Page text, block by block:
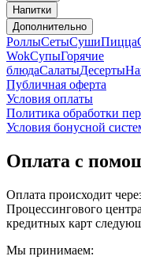
Напитки
Дополнительно
РоллыСетыСушиПицца
WokСупыГорячие
блюдаСалатыДесерты
Публичная оферта
Условия оплаты
Политика обработки
Условия бонусной
Оплата с
Оплата происходит
Процессингового
кредитных карт
Мы принимаем: